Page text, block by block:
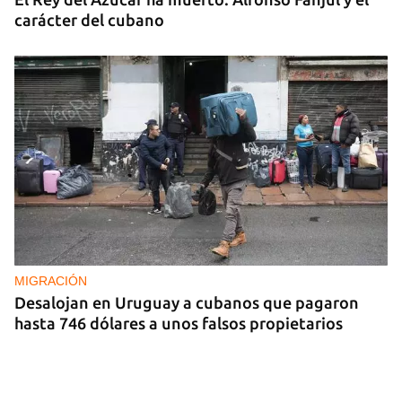
carácter del cubano
MIGRACIÓN
Desalojan en Uruguay a cubanos que pagaron
hasta 746 dólares a unos falsos propietarios